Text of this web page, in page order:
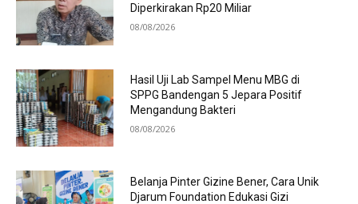
Diperkirakan Rp20 Miliar
08/08/2026
Hasil Uji Lab Sampel Menu MBG di
SPPG Bandengan 5 Jepara Positif
Mengandung Bakteri
08/08/2026
Belanja Pinter Gizine Bener, Cara Unik
Djarum Foundation Edukasi Gizi